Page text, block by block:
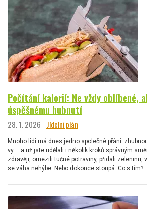
Počítání kalorií: Ne vždy oblíbené,
úspěšnému hubnutí
28. 1. 2026 Jídelní plán
Mnoho lidí má dnes jedno společné přání:
vy – a už jste udělali i několik kroků správným
zdravěji, omezili tučné potraviny, přidali zeleninu,
se váha nehýbe. Nebo dokonce stoupá. Co s tím?